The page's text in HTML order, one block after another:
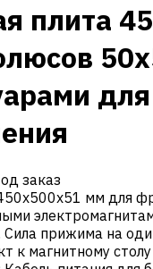
плита
для
заказ
мм для
прижима на
к магнитному